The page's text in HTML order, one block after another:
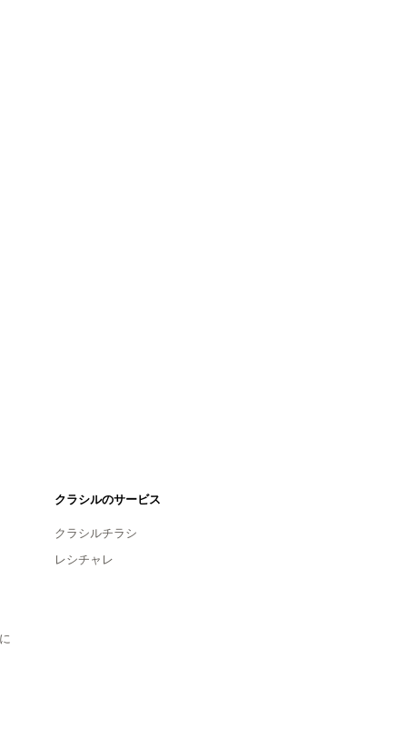
クラシルのサービス
クラシルチラシ
レシチャレ